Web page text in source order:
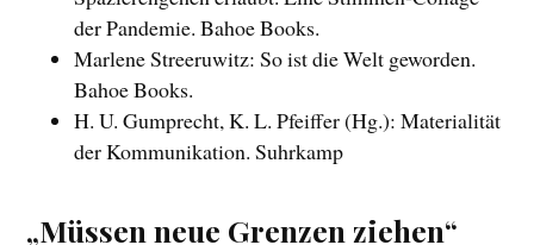
der Pandemie. Bahoe Books.
Marlene Streeruwitz: So ist die Welt geworden.
Bahoe Books.
H. U. Gumprecht, K. L. Pfeiffer (Hg.): Materialität
der Kommunikation. Suhrkamp
„Müssen neue Grenzen ziehen“